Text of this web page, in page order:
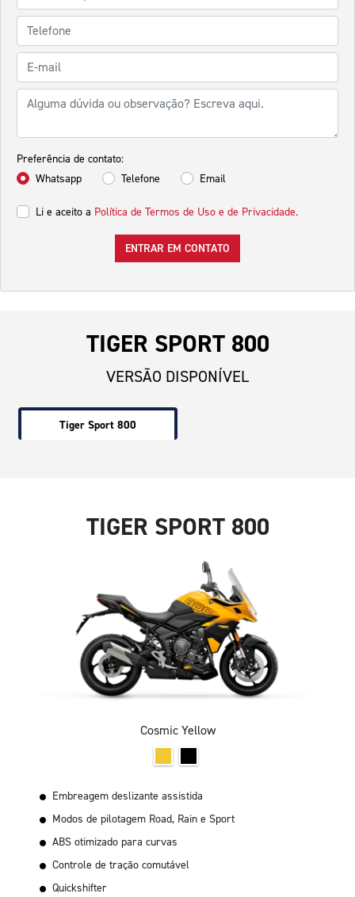
Preferência de contato:
Whatsapp
Telefone Email
Li e aceito a Política de Termos de Uso e de Privacidade.
ENTRAR EM CONTATO
TIGER SPORT 800
VERSÃO DISPONÍVEL
Tiger Sport 800
TIGER SPORT 800
Cosmic Yellow
Embreagem deslizante assistida
Modos de pilotagem Road, Rain e Sport
ABS otimizado para curvas
Controle de tração comutável
Quickshifter